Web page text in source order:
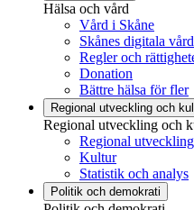
Hälsa och vård
Vård i Skåne
Skånes digitala
Regler och
Donation
Bättre hälsa för fler
Regional utveckling och
Regional utveckling och
Regional utveckling
Kultur
Statistik och analys
Politik och demokrati